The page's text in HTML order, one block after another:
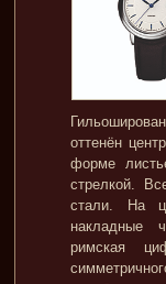
оттенён
форме
стрелкой.
стали. На
накладные
римская